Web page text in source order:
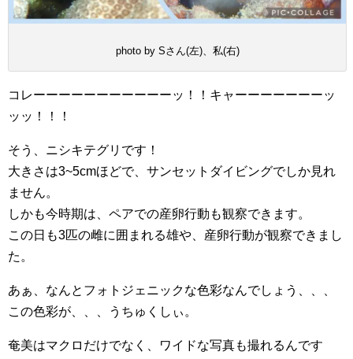
photo by Sさん(左)、私(右)
コレーーーーーーーーーーーッ！！キャーーーーーーーッ
ッッ！！！
そう、ニシキテグリです！
大きさは3~5cmほどで、サンセットダイビングでしか見れ
ません。
しかも今時期は、ペアでの産卵行動も観察できます。
この日も3匹の雌に囲まれる雄や、産卵行動が観察できまし
た。
あぁ、なんとフォトジェニックな色彩なんでしょう、、、
この色彩が、、、うちゅくしぃ。
奄美はマクロだけでなく、ワイドな写真も撮れるんです